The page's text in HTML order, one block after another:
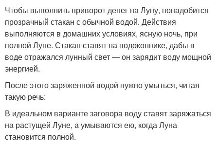
Чтобы выполнить приворот денег на Луну, понадобится
прозрачный стакан с обычной водой. Действия
выполняются в домашних условиях, ясную ночь, при
полной Луне. Стакан ставят на подоконнике, дабы в
воде отражался лунный свет — он зарядит воду мощной
энергией.
После этого заряженной водой нужно умыться, читая
такую речь:
В идеальном варианте заговора воду ставят заряжаться
на растущей Луне, а умываются ею, когда Луна
становится полной.